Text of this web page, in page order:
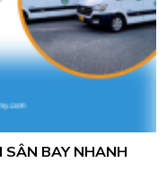
SÂN BAY NHANH